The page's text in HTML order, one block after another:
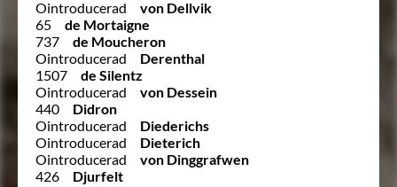
Ointroducerad
von Dellvik
65
de Mortaigne
737
de Moucheron
Ointroducerad
Derenthal
1507
de Silentz
Ointroducerad
von Dessein
440
Didron
Ointroducerad
Diederichs
Ointroducerad
Dieterich
Ointroducerad
von Dinggrafwen
426
Djurfelt